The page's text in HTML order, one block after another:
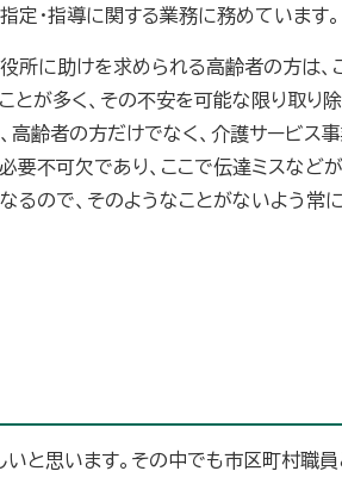
定・指導に関する業務に務めています。
所に助けを求められる高齢者の方は
とが多く、その不安を可能な限り取り
高齢者の方だけでなく、介護サービ
要不可欠であり、ここで伝達ミスなど
るので、そのようなことがないよう常
と思います。その中でも市区町村職